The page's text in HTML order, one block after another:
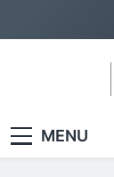
MENU